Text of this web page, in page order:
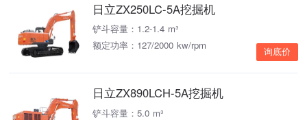
日立ZX250LC-5A挖掘机
铲斗容量：1.2-1.4 m³
额定功率：127/2000 kw/rpm
询底价
日立ZX890LCH-5A挖掘机
铲斗容量：5.0 m³